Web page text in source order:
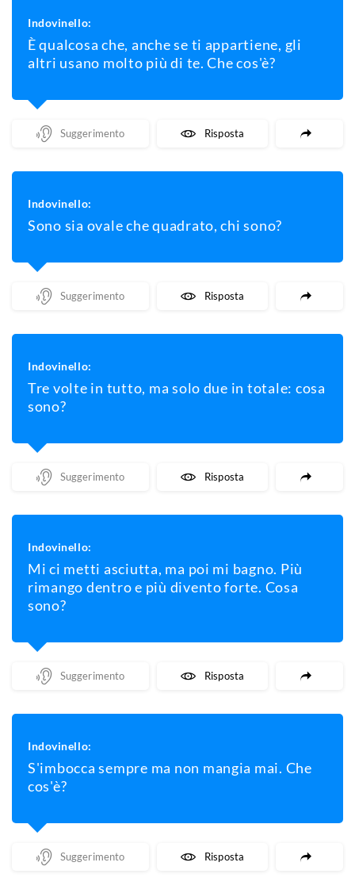
Indovinello:
È qualcosa che, anche se ti appartiene, gli
altri usano molto più di te. Che cos'è?
Mostra Un Suggerimento Mostra La Risposta
Indovinello:
Sono sia ovale che quadrato, chi sono?
Mostra Un Suggerimento Mostra La Risposta
Indovinello:
Tre volte in tutto, ma solo due in totale: cosa
sono?
Mostra Un Suggerimento Mostra La Risposta
Indovinello:
Mi ci metti asciutta, ma poi mi bagno. Più
rimango dentro e più divento forte. Cosa
sono?
Mostra Un Suggerimento Mostra La Risposta
Indovinello:
S'imbocca sempre ma non mangia mai. Che
cos'è?
Mostra Un Suggerimento Mostra La Risposta